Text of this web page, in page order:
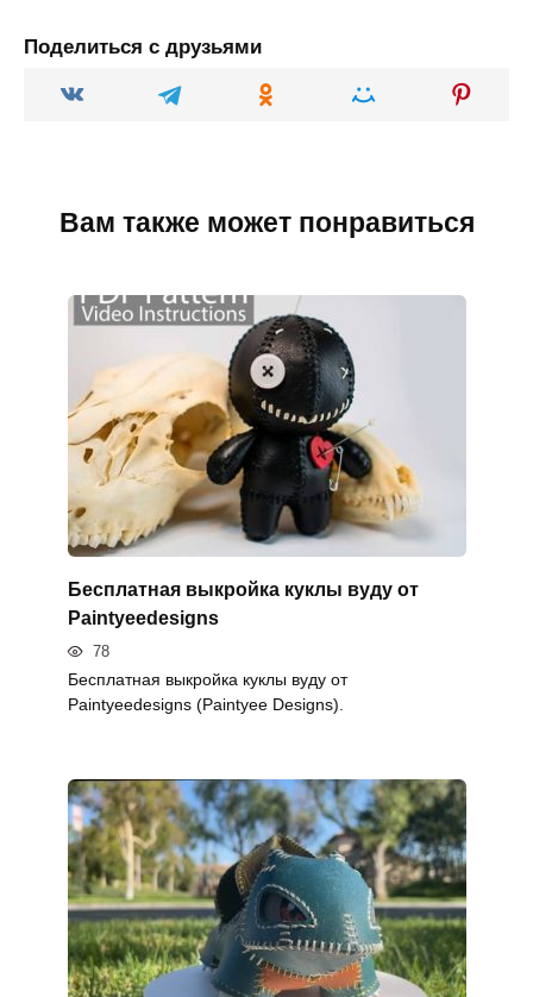
Поделиться с друзьями
Вам также может понравиться
Бесплатная выкройка куклы вуду от
Paintyeedesigns
78
Бесплатная выкройка куклы вуду от
Paintyeedesigns (Paintyee Designs).